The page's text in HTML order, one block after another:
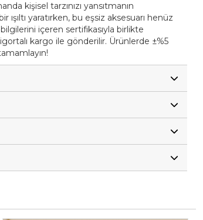
kişisel tarzınızı yansıtmanın
ışıltı yaratırken, bu eşsiz aksesuarı henüz
içeren sertifikasıyla birlikte
kargo ile gönderilir. Ürünlerde ±%5